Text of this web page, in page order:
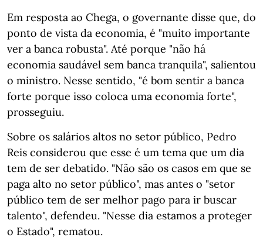
Em resposta ao Chega, o governante disse que, do
ponto de vista da economia, é "muito importante
ver a banca robusta". Até porque "não há
economia saudável sem banca tranquila", salientou
o ministro. Nesse sentido, "é bom sentir a banca
forte porque isso coloca uma economia forte",
prosseguiu.
Sobre os salários altos no setor público, Pedro
Reis considerou que esse é um tema que um dia
tem de ser debatido. "Não são os casos em que se
paga alto no setor público", mas antes o "setor
público tem de ser melhor pago para ir buscar
talento", defendeu. "Nesse dia estamos a proteger
o Estado", rematou.